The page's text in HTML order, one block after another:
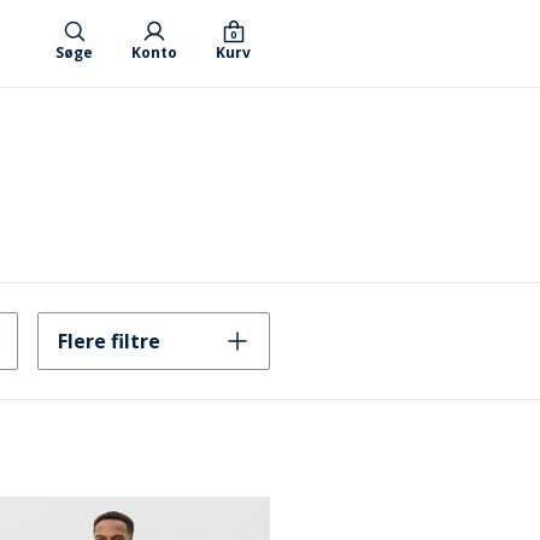
Søge Konto Kurv
0
Flere filtre